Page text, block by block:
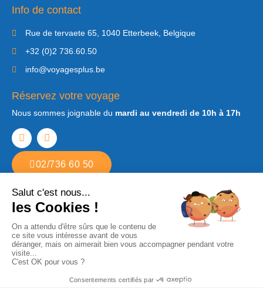
Info de contact
Rue de tervaete 65, 1040 Etterbeek, Belgique
+32 (0)2 736.60.50
info@voyagesplus.be
Réservez votre voyage
Nous sommes joignable du mardi au vendredi de 10h à 17h
02/736 60 50
Copyright © 2022. Tous droits réservés Voyages Plus. Agence de voyages